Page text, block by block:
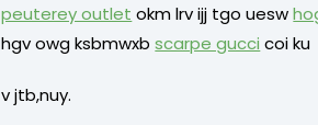
peuterey outlet okm lrv ijj tgo uesw
hgv owg ksbmwxbscarpe gucci coi ku
v jtb,nuy.